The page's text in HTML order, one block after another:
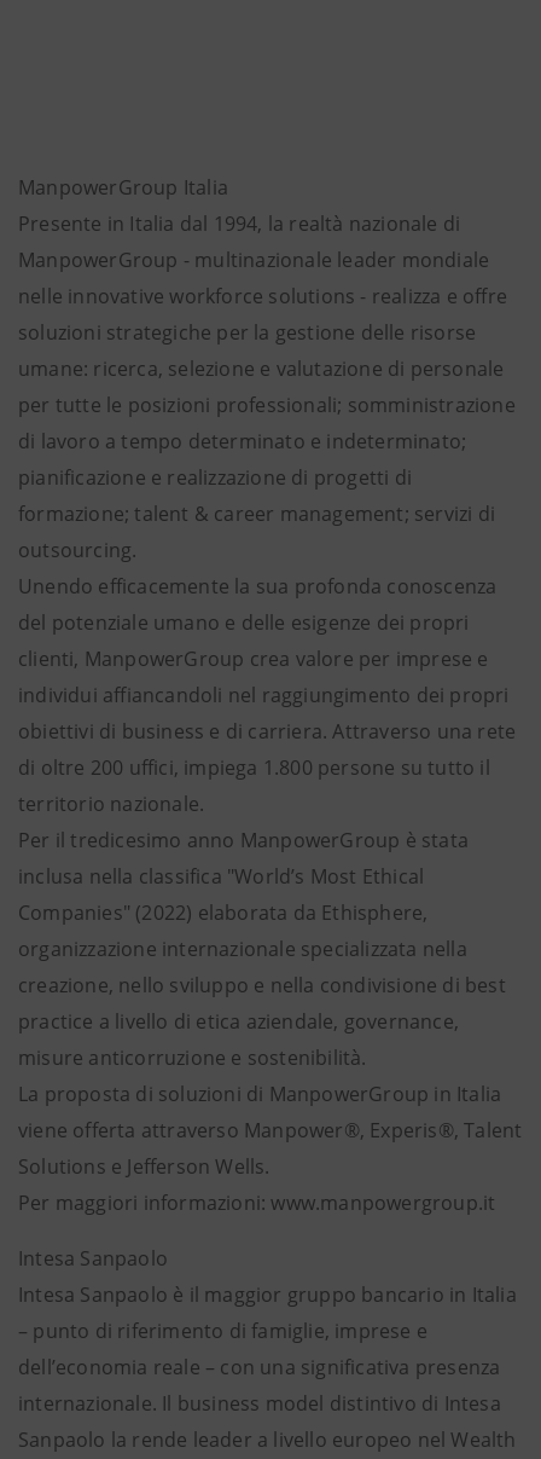
ManpowerGroup Italia
Presente in Italia dal 1994, la realtà nazionale di
ManpowerGroup - multinazionale leader mondiale
nelle innovative workforce solutions - realizza e offre
soluzioni strategiche per la gestione delle risorse
umane: ricerca, selezione e valutazione di personale
per tutte le posizioni professionali; somministrazione
di lavoro a tempo determinato e indeterminato;
pianificazione e realizzazione di progetti di
formazione; talent & career management; servizi di
outsourcing.
Unendo efficacemente la sua profonda conoscenza
del potenziale umano e delle esigenze dei propri
clienti, ManpowerGroup crea valore per imprese e
individui affiancandoli nel raggiungimento dei propri
obiettivi di business e di carriera. Attraverso una rete
di oltre 200 uffici, impiega 1.800 persone su tutto il
territorio nazionale.
Per il tredicesimo anno ManpowerGroup è stata
inclusa nella classifica "World’s Most Ethical
Companies" (2022) elaborata da Ethisphere,
organizzazione internazionale specializzata nella
creazione, nello sviluppo e nella condivisione di best
practice a livello di etica aziendale, governance,
misure anticorruzione e sostenibilità.
La proposta di soluzioni di ManpowerGroup in Italia
viene offerta attraverso Manpower®, Experis®, Talent
Solutions e Jefferson Wells.
Per maggiori informazioni: www.manpowergroup.it
Intesa Sanpaolo
Intesa Sanpaolo è il maggior gruppo bancario in Italia
– punto di riferimento di famiglie, imprese e
dell’economia reale – con una significativa presenza
internazionale. Il business model distintivo di Intesa
Sanpaolo la rende leader a livello europeo nel Wealth